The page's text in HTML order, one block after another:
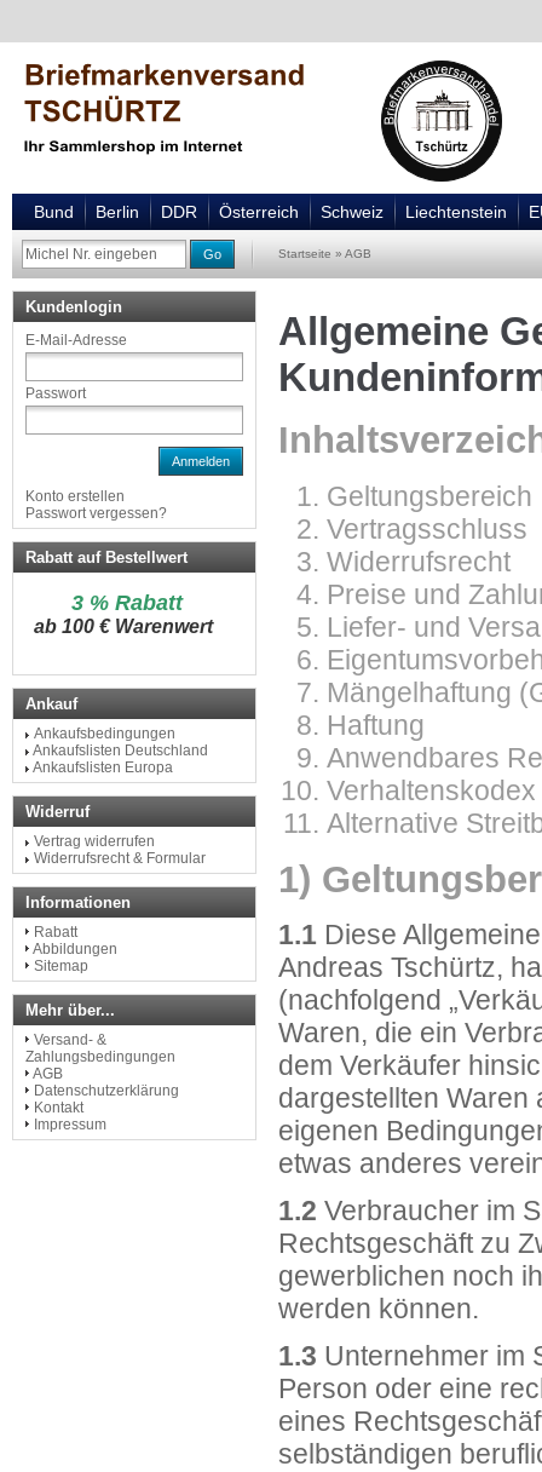
Bund Berlin DDR Österreich Schweiz Liechtenstein
Go Startseite » AGB
Allgemeine
Geltungsbereich
Vertragsschluss
Widerrufsrecht
Preise und
Liefer- und
Mängelhaftung
Haftung
Anwendbares
Verhaltenskodex
Alternative
1)
1.1 Diese
Andreas Tschürtz,
(nachfolgend
Waren, die ein
dem Verkäufer
dargestellten Waren
eigenen
etwas anderes
1.2 Verbraucher im
Rechtsgeschäft zu
gewerblichen noch
werden können.
1.3 Unternehmer im
Person oder eine
eines
selbständigen
Kundenlogin
E-Mail-Adresse
Passwort
Anmelden
Konto erstellen
Passwort vergessen?
Rabatt auf Bestellwert
3 % Rabatt
ab 100 € Warenwert
Ankauf
Ankaufsbedingungen
Ankaufslisten Deutschland
Ankaufslisten Europa
Widerruf
Vertrag widerrufen
Widerrufsrecht & Formular
Informationen
Rabatt
Abbildungen
Sitemap
Mehr über...
Versand- &
Zahlungsbedingungen
AGB
Datenschutzerklärung
Kontakt
Impressum